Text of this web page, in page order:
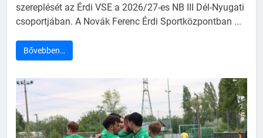
szereplését az Érdi VSE a 2026/27-es NB III Dél-Nyugati
csoportjában. A Novák Ferenc Érdi Sportközpontban ...
Bővebben…